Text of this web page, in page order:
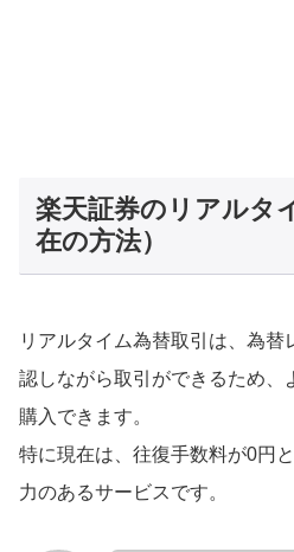
楽天証券のリアルタ
在の方法）
リアルタイム為替取引は、為替
認しながら取引ができるため、
購入できます。
特に現在は、往復手数料が0円
力のあるサービスです。